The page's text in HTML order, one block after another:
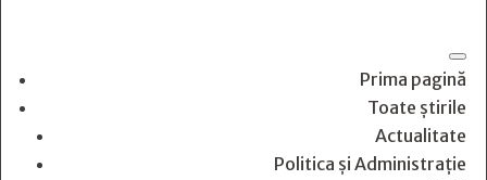
Prima pagină
Toate știrile
Actualitate
Politica și Administrație